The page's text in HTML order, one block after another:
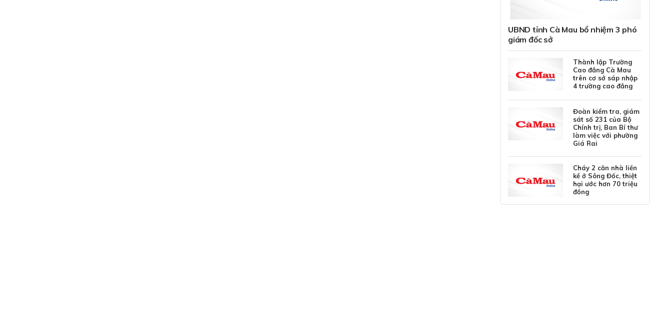
UBND tỉnh Cà Mau bổ nhiệm 3 phó
giám đốc sở
Thành lập Trường
Cao đẳng Cà Mau
trên cơ sở sáp nhập
4 trường cao đẳng
Đoàn kiểm tra, giám
sát số 231 của Bộ
Chính trị, Ban Bí thư
làm việc với phường
Giá Rai
Cháy 2 căn nhà liền
kề ở Sông Đốc, thiệt
hại ước hơn 70 triệu
đồng